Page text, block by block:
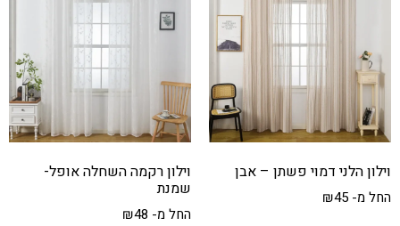
וילון הלני דמוי פשתן – אבן
החל מ- ₪45
וילון רקמה השחלה אופל-
שמנת
החל מ- ₪48